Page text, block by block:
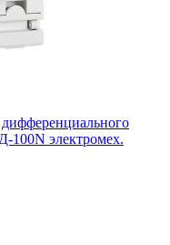
электромех.